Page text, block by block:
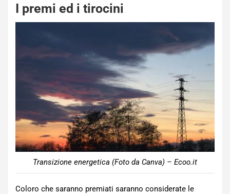
I premi ed i tirocini
Transizione energetica (Foto da Canva) – Ecoo.it
Coloro che saranno premiati saranno considerate le